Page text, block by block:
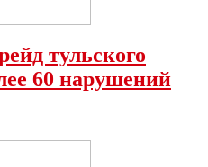
тульского
60 нарушений